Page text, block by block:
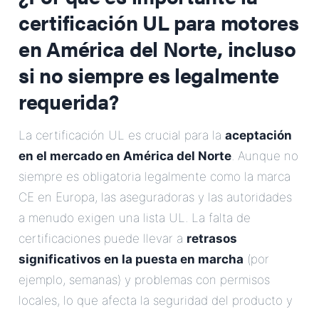
Dirección
Mensaje
Enviar Mensaje
certificación UL para motores
en América del Norte, incluso
si no siempre es legalmente
requerida?
La certificación UL es crucial para la aceptación
en el mercado en América del Norte. Aunque no
siempre es obligatoria legalmente como la marca
CE en Europa, las aseguradoras y las autoridades
a menudo exigen una lista UL. La falta de
certificaciones puede llevar a retrasos
significativos en la puesta en marcha (por
ejemplo, semanas) y problemas con permisos
locales, lo que afecta la seguridad del producto y